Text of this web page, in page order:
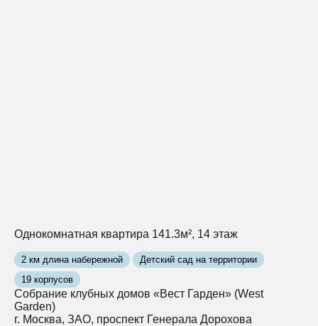
Однокомнатная квартира 141.3м², 14 этаж
2 км длина набережной
Детский сад на территории
19 корпусов
Собрание клубных домов «Вест Гарден» (West
Garden)
г. Москва, ЗАО, проспект Генерала Дорохова